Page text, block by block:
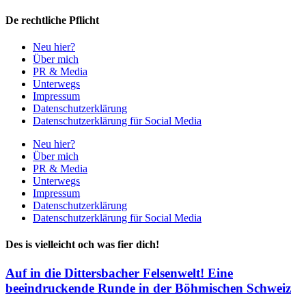
De rechtliche Pflicht
Neu hier?
Über mich
PR & Media
Unterwegs
Impressum
Datenschutzerklärung
Datenschutzerklärung für Social Media
Neu hier?
Über mich
PR & Media
Unterwegs
Impressum
Datenschutzerklärung
Datenschutzerklärung für Social Media
Des is vielleicht och was fier dich!
Auf in die Dittersbacher Felsenwelt! Eine
beeindruckende Runde in der Böhmischen Schweiz